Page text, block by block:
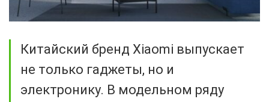
Китайский бренд Xiaomi выпускает
не только гаджеты, но и
электронику. В модельном ряду